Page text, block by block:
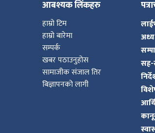
आबश्यक लिंकहरु
हाम्रो टिम
हाम्रो बारेमा
सम्पर्क
खबर पठाउनुहोस
सामाजीक संजाल तिर
बिज्ञापनको लागी
सह-